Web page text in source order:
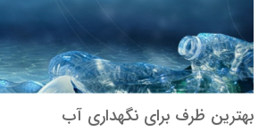
بهترین ظرف برای نگهداری آب